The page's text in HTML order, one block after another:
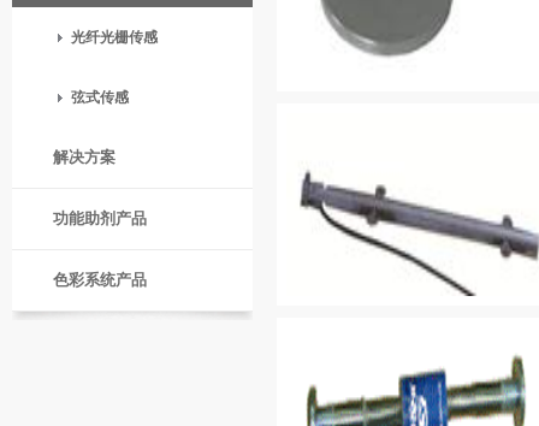
光纤光栅传感
弦式传感
解决方案
功能助剂产品
色彩系统产品